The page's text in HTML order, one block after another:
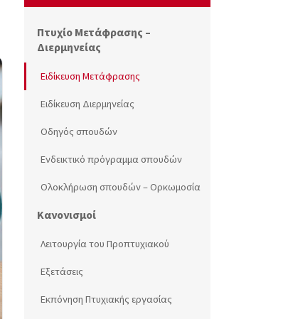
Πτυχίο Μετάφρασης –
Διερμηνείας
Ειδίκευση Μετάφρασης
Ειδίκευση Διερμηνείας
Οδηγός σπουδών
Ενδεικτικό πρόγραμμα σπουδών
Ολοκλήρωση σπουδών – Ορκωμοσία
Κανονισμοί
Λειτουργία του Προπτυχιακού
Εξετάσεις
Εκπόνηση Πτυχιακής εργασίας